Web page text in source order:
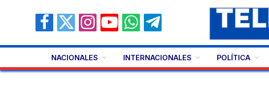
Facebook
X
InstagramYouTubeWhatsAppTelegram
NACIONALES INTERNACIONALES POLÍTICA